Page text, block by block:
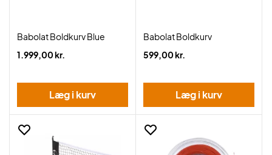
Babolat Boldkurv Blue
1.999,00 kr.
Læg i kurv
Babolat Boldkurv
599,00 kr.
Læg i kurv